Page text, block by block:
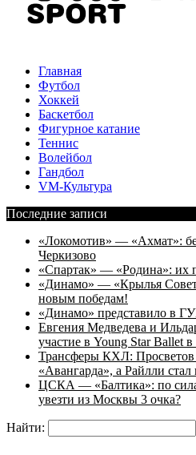
Главная
Футбол
Хоккей
Баскетбол
Фигурное катание
Теннис
Волейбол
Гандбол
VM-Культура
Последние записи
«Локомотив» — «Ахмат»:
Черкизово
«Спартак» — «Родина»: их
«Динамо» — «Крылья
новым победам!
«Динамо» представило в
Евгения Медведева и
участие в Young Star Ballet
Трансферы КХЛ: Просветов
«Авангарда», а Райлли
ЦСКА — «Балтика»: по
увезти из Москвы 3 очка?
Найти: